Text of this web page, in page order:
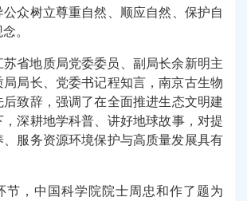
公众树立尊重自然、顺应自然、保护自
。
苏省地质局党委委员、副局长余新明主
局长、党委书记程知言，南京古生物
后致辞，强调了在全面推进生态文明建
，深耕地学科普、讲好地球故事，对提
、服务资源环境保护与高质量发展具有
节， 中国科学院院士周忠和作了题为